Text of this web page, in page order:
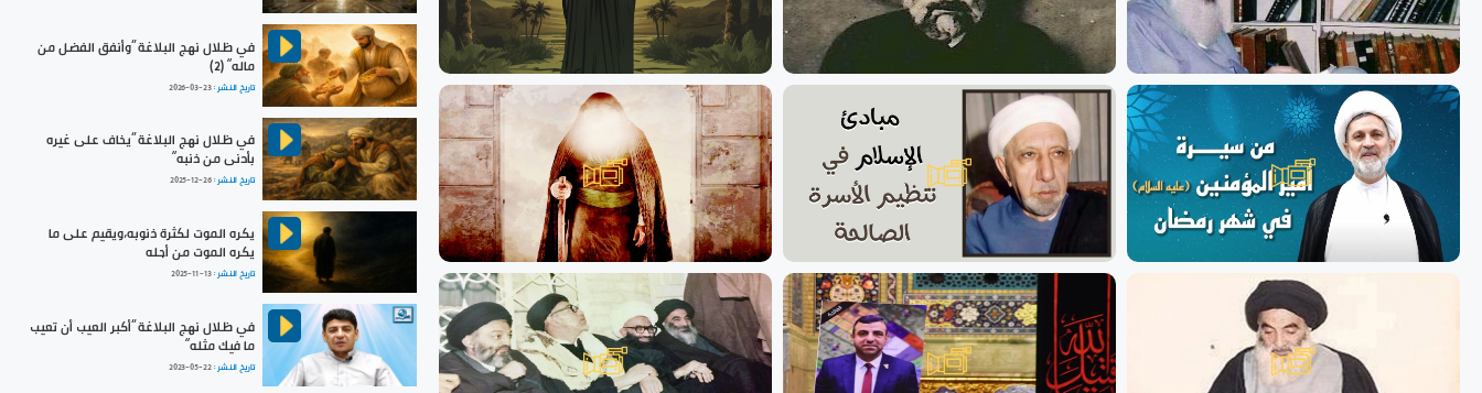
في ظلال نهج البلاغة ”وأنفق الفضل من
ماله“ (2)
تاريخ النشر :2026-03-23
في ظلال نهج البلاغة ”يخاف على غيره
بأدنى من ذنبه“
تاريخ النشر :2025-12-26
يكره الموت لكثرة ذنوبه،ويقيم على ما
يكره الموت من أجله
تاريخ النشر :2025-11-13
في ظلال نهج البلاغة ”أكبر العيب أن تعيب
ما فيك مثله“
تاريخ النشر :2023-05-22